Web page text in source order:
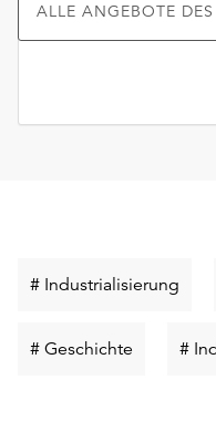
ALLE ANGEBOTE
# Industrialisierung
# Geschichte
#